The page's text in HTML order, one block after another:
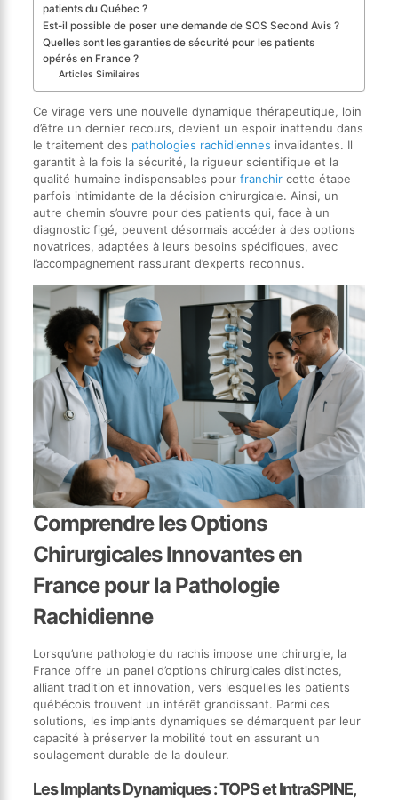
patients du Québec ?
Est-il possible de poser une demande de SOS Second Avis ?
Quelles sont les garanties de sécurité pour les patients
opérés en France ?
Articles Similaires
Ce virage vers une nouvelle dynamique thérapeutique, loin
d’être un dernier recours, devient un espoir inattendu dans
le traitement des pathologies rachidiennes invalidantes. Il
garantit à la fois la sécurité, la rigueur scientifique et la
qualité humaine indispensables pour franchircette étape
parfois intimidante de la décision chirurgicale. Ainsi, un
autre chemin s’ouvre pour des patients qui, face à un
diagnostic figé, peuvent désormais accéder à des options
novatrices, adaptées à leurs besoins spécifiques, avec
l’accompagnement rassurant d’experts reconnus.
Comprendre les Options
Chirurgicales Innovantes en
France pour la Pathologie
Rachidienne
Lorsqu’une pathologie du rachis impose une chirurgie, la
France offre un panel d’options chirurgicales distinctes,
alliant tradition et innovation, vers lesquelles les patients
québécois trouvent un intérêt grandissant. Parmi ces
solutions, les implants dynamiques se démarquent par leur
capacité à préserver la mobilité tout en assurant un
soulagement durable de la douleur.
Les Implants Dynamiques : TOPS et IntraSPINE,